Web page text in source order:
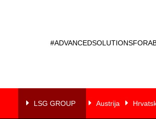
LSG GROUP Austrija